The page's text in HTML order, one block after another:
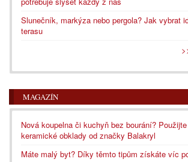
Slunečník, markýza nebo pergola? Jak vybrat
terasu
MAGAZÍN
Nová koupelna či kuchyň bez bourání?
keramické obklady od značky Balakryl
Máte malý byt? Díky těmto tipům získáte víc